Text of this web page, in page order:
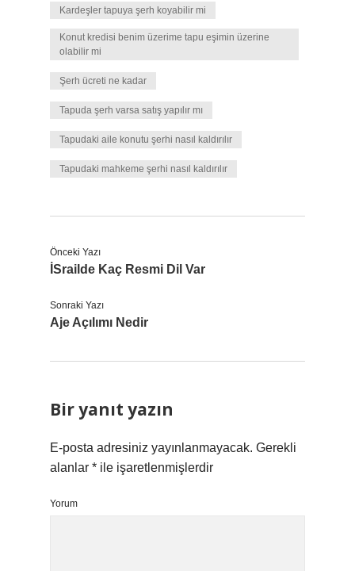
Kardeşler tapuya şerh koyabilir mi
Konut kredisi benim üzerime tapu eşimin üzerine
olabilir mi
Şerh ücreti ne kadar
Tapuda şerh varsa satış yapılır mı
Tapudaki aile konutu şerhi nasıl kaldırılır
Tapudaki mahkeme şerhi nasıl kaldırılır
Önceki Yazı
İSrailde Kaç Resmi Dil Var
Sonraki Yazı
Aje Açılımı Nedir
Bir yanıt yazın
E-posta adresiniz yayınlanmayacak. Gerekli
alanlar * ile işaretlenmişlerdir
Yorum